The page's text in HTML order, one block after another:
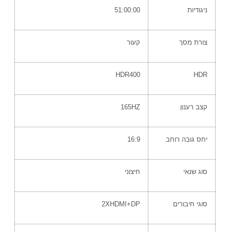
ניגודיות 51:00:00
צורת מסך קעור
HDR
HDR400
קצב רענון 165HZ
יחס גובה רוחב 16:9
סוג שנאי חיצוני
סוגי חיבורים 2XHDMI+DP